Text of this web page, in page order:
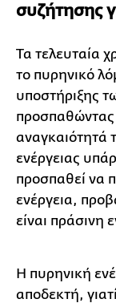
συζήτησης
Τα τελευταία
το πυρηνικό
υποστήριξης
προσπαθώντας
αναγκαιότητά
ενέργειας
προσπαθεί να
ενέργεια,
είναι πράσινη
Η πυρηνική
αποδεκτή,